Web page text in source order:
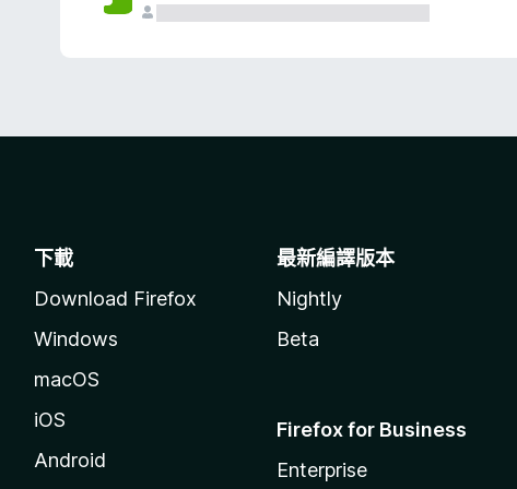
下載
Download Firefox
Windows
macOS
iOS
Android
最新編譯版本
Nightly
Beta
Firefox for Business
Enterprise